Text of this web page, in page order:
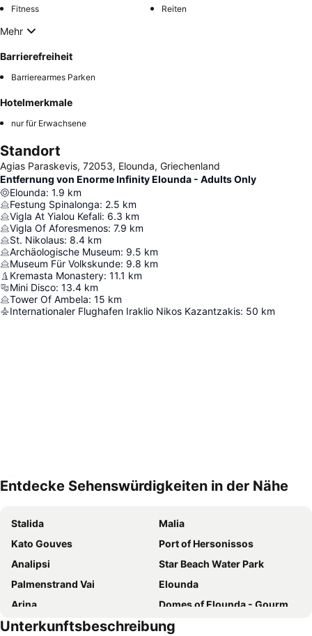
Fitness Reiten
Mehr
Barrierefreiheit
Barrierearmes Parken
Hotelmerkmale
nur für Erwachsene
Standort
Agias Paraskevis, 72053, Elounda, Griechenland
Entfernung von Enorme Infinity Elounda - Adults Only
Elounda: 1.9 km
Festung Spinalonga: 2.5 km
Vigla At Yialou Kefali: 6.3 km
Vigla Of Aforesmenos: 7.9 km
St. Nikolaus: 8.4 km
Archäologische Museum: 9.5 km
Museum Für Volkskunde: 9.8 km
Kremasta Monastery: 11.1 km
Mini Disco: 13.4 km
Tower Of Ambela: 15 km
Internationaler Flughafen Iraklio Nikos Kazantzakis: 50 km
Entdecke Sehenswürdigkeiten in der Nähe
Stalida
Malia
Kato Gouves
Port of Hersonissos
Analipsi
Star Beach Water Park
Palmenstrand Vai
Elounda
Arina
Domes of Elounda - Gourmet Festival
Koutsouras
Voulisma
Unterkunftsbeschreibung